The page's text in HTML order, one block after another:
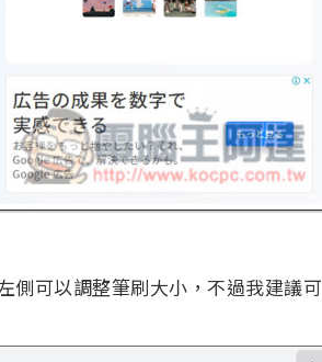
側可以調整筆刷大小，不過我建議可